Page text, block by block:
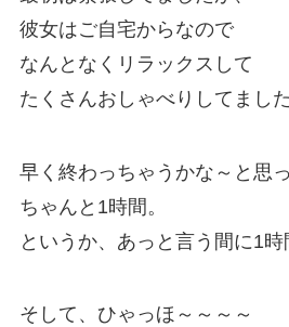
彼女はご自宅からなので
なんとなくリラックスして
たくさんおしゃべりしてました
早く終わっちゃうかな～と思っ
ちゃんと1時間。
というか、あっと言う間に1時
そして、ひゃっほ～～～～